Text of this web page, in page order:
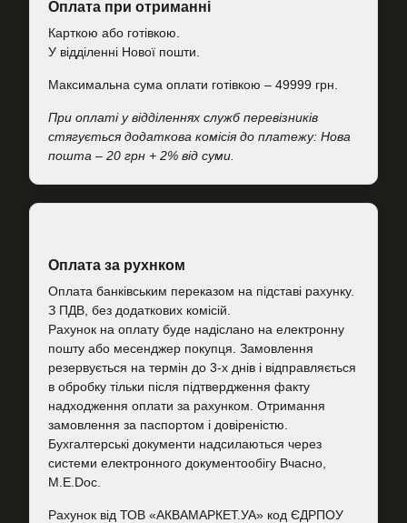
Оплата при отриманні
Карткою або готівкою.
У відділенні Нової пошти.
Максимальна сума оплати готівкою – 49999 грн.
При оплаті у відділеннях служб перевізників
стягується додаткова комісія до платежу: Нова
пошта – 20 грн + 2% від суми.
Оплата за рухнком
Оплата банківським переказом на підставі рахунку.
З ПДВ, без додаткових комісій.
Рахунок на оплату буде надіслано на електронну
пошту або месенджер покупця. Замовлення
резервується на термін до 3-х днів і відправляється
в обробку тільки після підтвердження факту
надходження оплати за рахунком. Отримання
замовлення за паспортом і довіреністю.
Бухгалтерські документи надсилаються через
системи електронного документообігу Вчасно,
M.E.Doc.
Рахунок від ТОВ «АКВАМАРКЕТ.УА» код ЄДРПОУ